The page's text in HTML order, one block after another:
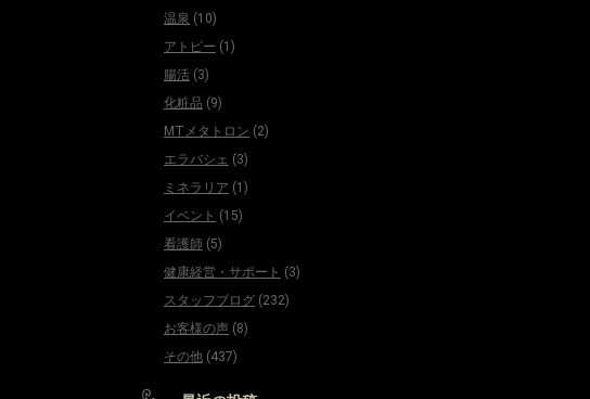
温泉 (10)
アトピー (1)
腸活 (3)
化粧品 (9)
MTメタトロン (2)
エラバシェ (3)
ミネラリア (1)
イベント (15)
看護師 (5)
健康経営・サポート (3)
スタッフブログ (232)
お客様の声 (8)
その他 (437)